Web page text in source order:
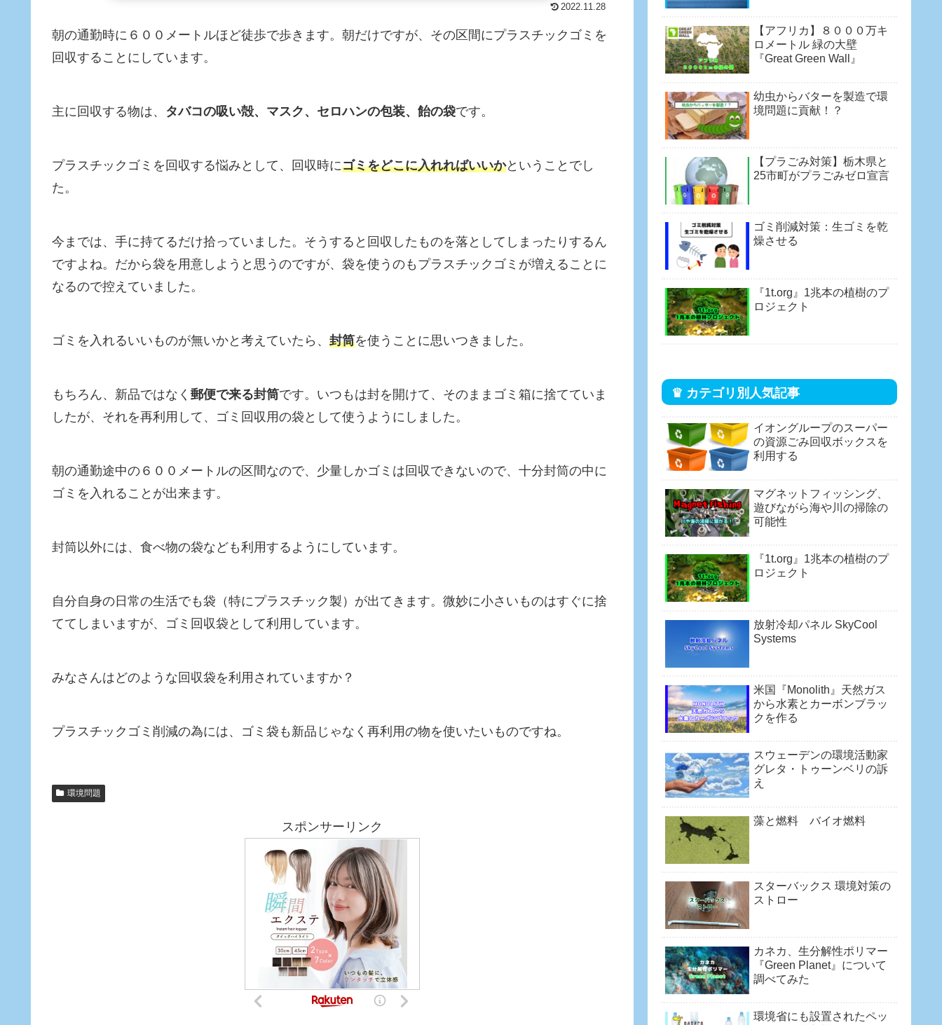
2022.11.28
朝の通勤時に６００メートルほど徒歩で歩きます。朝だけですが、その区間にプラスチックゴミを
回収することにしています。
主に回収する物は、 タバコの吸い殻、マスク、セロハンの包装、飴の袋です。
プラスチックゴミを回収する悩みとして、回収時にゴミをどこに入れればいいかということでし
た。
今までは、手に持てるだけ拾っていました。そうすると回収したものを落としてしまったりするん
ですよね。だから袋を用意しようと思うのですが、袋を使うのもプラスチックゴミが増えることに
なるので控えていました。
ゴミを入れるいいものが無いかと考えていたら、 封筒を使うことに思いつきました。
もちろん、新品ではなく 郵便で来る封筒です。いつもは封を開けて、そのままゴミ箱に捨てていま
したが、それを再利用して、ゴミ回収用の袋として使うようにしました。
朝の通勤途中の６００メートルの区間なので、少量しかゴミは回収できないので、十分封筒の中に
ゴミを入れることが出来ます。
封筒以外には、食べ物の袋なども利用するようにしています。
自分自身の日常の生活でも袋（特にプラスチック製）が出てきます。微妙に小さいものはすぐに捨
ててしまいますが、ゴミ回収袋として利用しています。
みなさんはどのような回収袋を利用されていますか？
プラスチックゴミ削減の為には、ゴミ袋も新品じゃなく再利用の物を使いたいものですね。
環境問題
スポンサーリンク
【アフリカ】８０００万キ
ロメートル 緑の大壁
『Great Green Wall』
幼虫からバターを製造で環
境問題に貢献！？
【プラごみ対策】栃木県と
25市町がプラごみゼロ宣言
ゴミ削減対策：生ゴミを乾
燥させる
『1t.org』1兆本の植樹のプ
ロジェクト
♛ カテゴリ別人気記事
イオングループのスーパー
の資源ごみ回収ボックスを
利用する
マグネットフィッシング、
遊びながら海や川の掃除の
可能性
『1t.org』1兆本の植樹のプ
ロジェクト
放射冷却パネル SkyCool
Systems
米国『Monolith』天然ガス
から水素とカーボンブラッ
クを作る
スウェーデンの環境活動家
グレタ・トゥーンベリの訴
え
藻と燃料 バイオ燃料
スターバックス 環境対策の
ストロー
カネカ、生分解性ポリマー
『Green Planet』について
調べてみた
環境省にも設置されたペッ